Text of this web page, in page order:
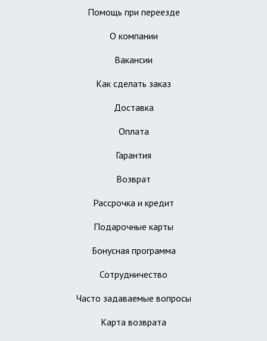
Помощь при переезде
О компании
Вакансии
Как сделать заказ
Доставка
Оплата
Гарантия
Возврат
Рассрочка и кредит
Подарочные карты
Бонусная программа
Сотрудничество
Часто задаваемые вопросы
Карта возврата